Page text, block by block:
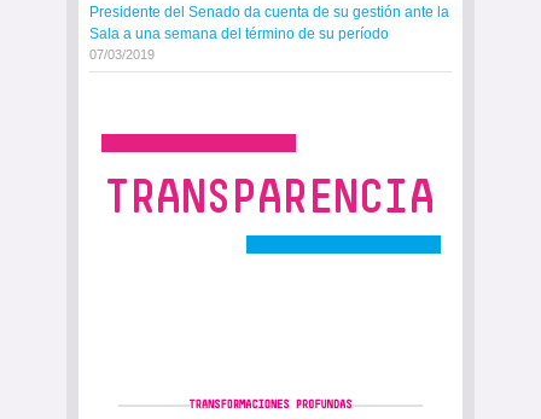
Presidente del Senado da cuenta de su gestión ante la
Sala a una semana del término de su período
07/03/2019